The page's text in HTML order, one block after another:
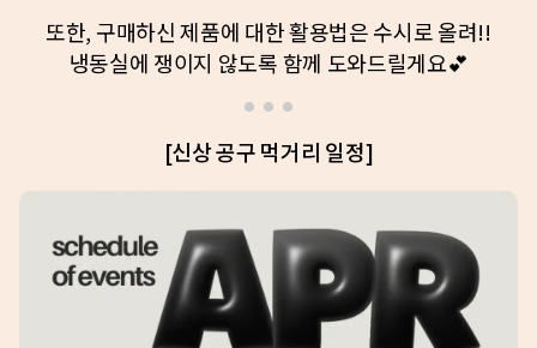
또한, 구매하신 제품에 대한 활용법은 수시로 올려!!
냉동실에 쟁이지 않도록 함께 도와드릴게요💕
[신상 공구 먹거리 일정]